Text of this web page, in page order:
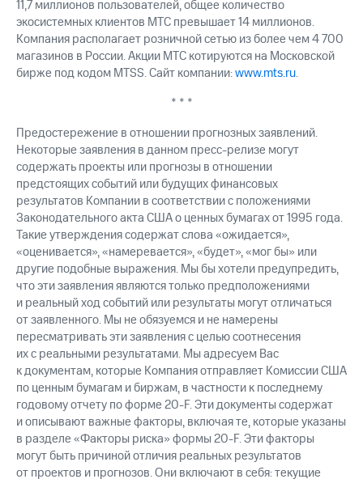
11,7 миллионов пользователей, общее количество
экосистемных клиентов МТС превышает 14 миллионов.
Компания располагает розничной сетью из более чем 4 700
магазинов в России. Акции МТС котируются на Московской
бирже под кодом MTSS. Сайт компании:www.mts.ru.
* * *
Предостережение в отношении прогнозных заявлений.
Некоторые заявления в данном пресс-релизе могут
содержать проекты или прогнозы в отношении
предстоящих событий или будущих финансовых
результатов Компании в соответствии с положениями
Законодательного акта США о ценных бумагах от 1995 года.
Такие утверждения содержат слова «ожидается»,
«оценивается», «намеревается», «будет», «мог бы» или
другие подобные выражения. Мы бы хотели предупредить,
что эти заявления являются только предположениями
и реальный ход событий или результаты могут отличаться
от заявленного. Мы не обязуемся и не намерены
пересматривать эти заявления с целью соотнесения
их с реальными результатами. Мы адресуем Вас
к документам, которые Компания отправляет Комиссии США
по ценным бумагам и биржам, в частности к последнему
годовому отчету по форме 20-F. Эти документы содержат
и описывают важные факторы, включая те, которые указаны
в разделе «Факторы риска» формы 20-F. Эти факторы
могут быть причиной отличия реальных результатов
от проектов и прогнозов. Они включают в себя: текущие